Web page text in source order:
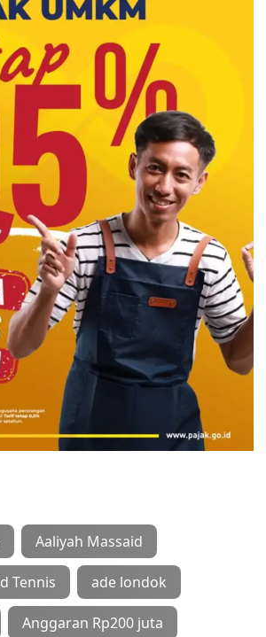
Aaliyah Massaid
Tennis ade londok
Anggaran Rp200 juta